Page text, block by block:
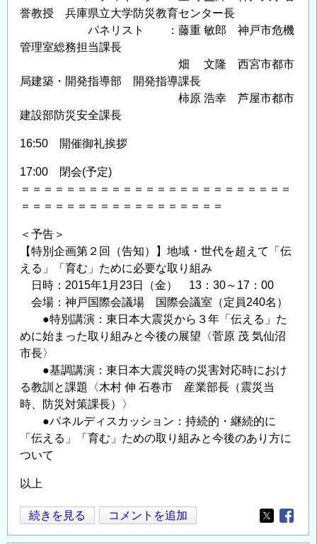
誉教授 兵庫県立大学防災教育センター長
パネリスト ：藤重 敏郎 神戸市危機
管理室総務担当課長
畑 文隆 西宮市都市
局建築・開発指導部 開発指導課長
柿原 浩幸 芦屋市都市
建設部防災安全課長
16:50 開催御礼挨拶
17:00 閉会(予定)
＝＝＝＝＝＝＝＝＝＝＝＝＝＝＝＝＝＝＝＝＝＝＝＝
＝＝＝＝＝＝＝＝＝＝＝＝＝＝＝＝＝＝
＜予告＞
【特別企画第２回（告知）】地域・世代を超えて「伝
える」「育む」ために必要な取り組み
日時：2015年1月23日（金） 13：30～17：00
会場：神戸国際会議場 国際会議室（定員240名）
●特別講演：東日本大震災から３年「伝える」た
めに始まった取り組みと今後の展望〈菅原 茂 気仙沼
市長〉
●基調講演：東日本大震災時の災害対応時におけ
る教訓と課題〈木村 伸 石巻市 産業部長（震災当
時、防災対策課長）〉
●パネルディスカッション：持続的・継続的に
「伝える」「育む」ための取り組みと今後のあり方に
ついて
以上
神
戸
続きを見る コメントを追加
Opens in